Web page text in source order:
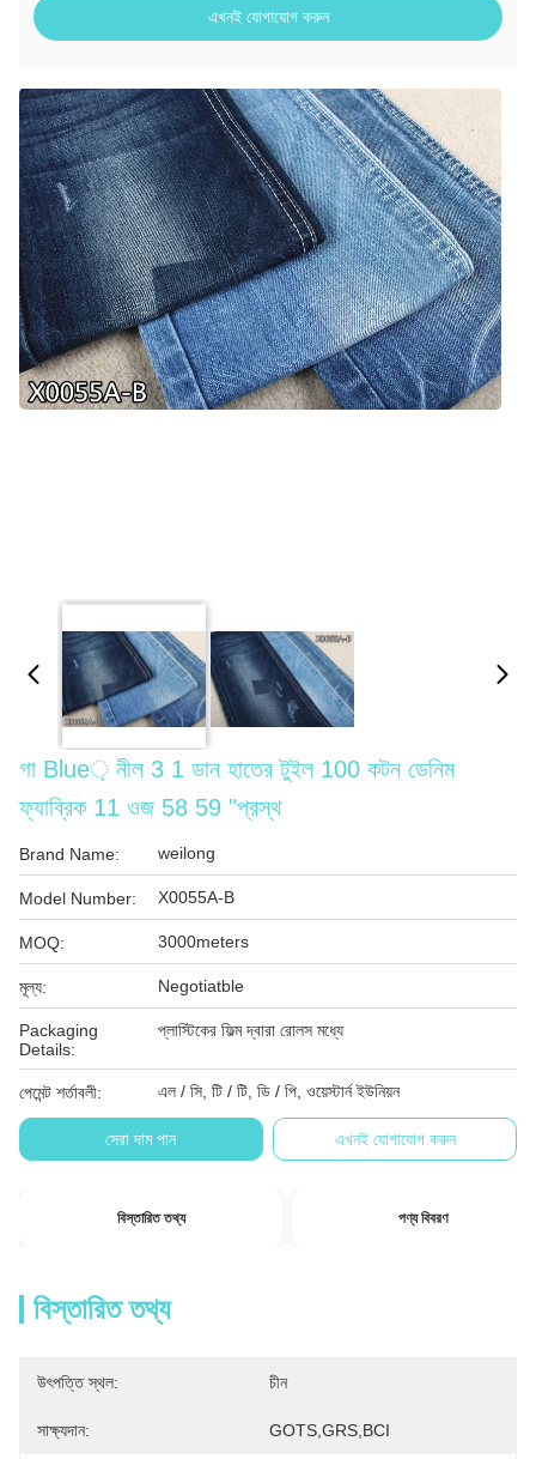
এখনই যোগাযোগ করুন
গা Blue় নীল 3 1 ডান হাতের টুইল 100 কটন ডেনিম
ফ্যাব্রিক 11 ওজ 58 59 "প্রস্থ
Brand Name: weilong
Model Number: X0055A-B
MOQ: 3000meters
মূল্য: Negotiatble
Packaging
Details:
প্লাস্টিকের ফিল্ম দ্বারা রোলস মধ্যে
পেমেন্ট শর্তাবলী: এল / সি, টি / টি, ডি / পি, ওয়েস্টার্ন ইউনিয়ন
সেরা দাম পান এখনই যোগাযোগ করুন
বিস্তারিত তথ্য পণ্য বিবরণ
বিস্তারিত তথ্য
উৎপত্তি স্থল: চীন
সাক্ষ্যদান: GOTS,GRS,BCI